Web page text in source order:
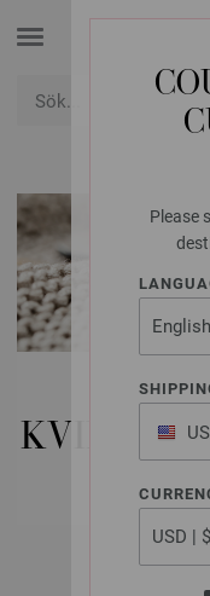
Please
of
KVINNA |